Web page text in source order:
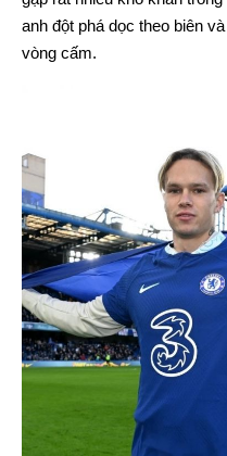
anh đột phá dọc theo biên
vòng cấm.